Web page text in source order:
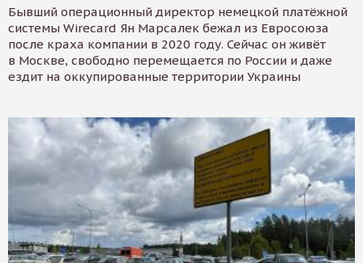
Бывший операционный директор немецкой платёжной
системы Wirecard Ян Марсалек бежал из Евросоюза
после краха компании в 2020 году. Сейчас он живёт
в Москве, свободно перемещается по России и даже
ездит на оккупированные территории Украины